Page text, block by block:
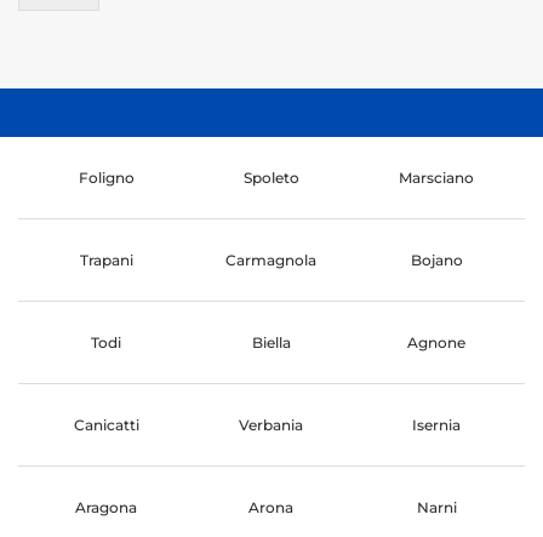
Foligno Spoleto Marsciano
Trapani Carmagnola Bojano
Todi Biella Agnone
Canicatti Verbania Isernia
Aragona Arona Narni